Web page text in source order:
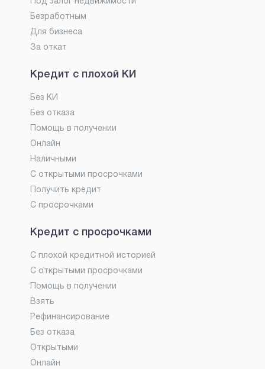
Безработным
Для бизнеса
За откат
Кредит с плохой КИ
Без КИ
Без отказа
Помощь в получении
Онлайн
Наличными
С открытыми просрочками
Получить кредит
С просрочками
Кредит с просрочками
С плохой кредитной историей
С открытыми просрочками
Помощь в получении
Взять
Рефинансирование
Без отказа
Открытыми
Онлайн